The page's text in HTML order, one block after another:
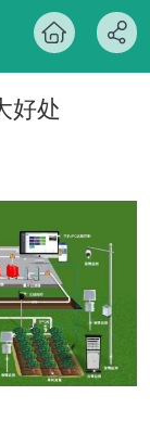
好处